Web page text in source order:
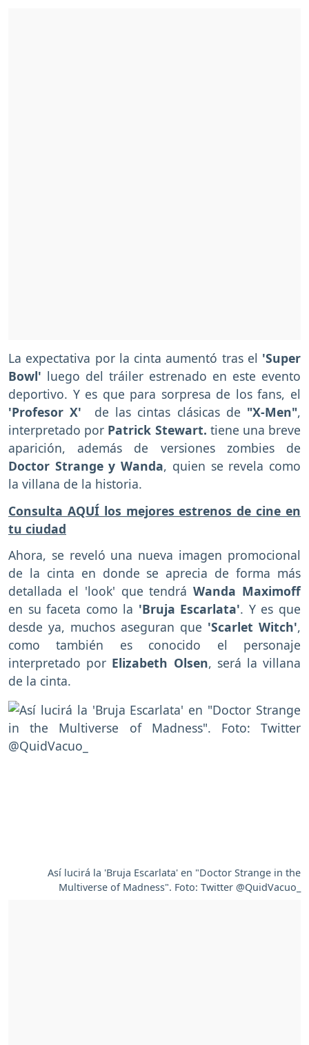
La expectativa por la cinta aumentó tras el 'Super
Bowl' luego del tráiler estrenado en este evento
deportivo. Y es que para sorpresa de los fans, el
'Profesor X'
de las cintas clásicas de "X-Men",
interpretado por Patrick Stewart. tiene una breve
aparición, además de versiones zombies de
Doctor Strange y Wanda, quien se revela como
la villana de la historia.
Consulta AQUÍ los mejores estrenos de cine en
tu ciudad
Ahora, se reveló una nueva imagen promocional
de la cinta en donde se aprecia de forma más
detallada el 'look' que tendrá Wanda Maximoff
en su faceta como la 'Bruja Escarlata'. Y es que
desde ya, muchos aseguran que 'Scarlet Witch',
como también es conocido el personaje
interpretado por Elizabeth Olsen, será la villana
de la cinta.
Así lucirá la 'Bruja Escarlata' en "Doctor Strange in the
Multiverse of Madness". Foto: Twitter @QuidVacuo_